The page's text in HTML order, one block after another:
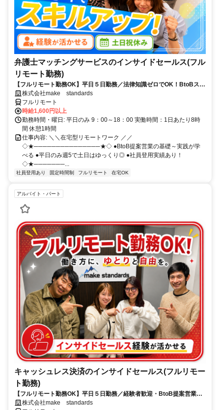
弁護士マッチングサービスのインサイドセールス(フル
リモート勤務)
【フルリモート勤務OK】平日５日勤務／法律知識ゼロでOK！BtoBスキ
ルが身につく営業職
株式会社make standards
フルリモート
時給1,600円以上
勤務時間・曜日: 平日のみ 9：00～18：00 実働時間：1日あたり8時
間 休憩1時間
仕事内容: ＼＼在宅型リモートワーク ／／
◇★───────────────★◇ ●BtoB提案営業の基礎～実践が学
べる ●平日のみ週5で土日はゆっくり◎ ●社員登用実績あり！
◇★───────...
社員登用あり 固定時間制 フルリモート 在宅OK
アルバイト・パート
キャッシュレス決済のインサイドセールス(フルリモー
ト勤務)
【フルリモート勤務OK】平日５日勤務／経験者歓迎・BtoB提案営業で
スキルアップ
株式会社make standards